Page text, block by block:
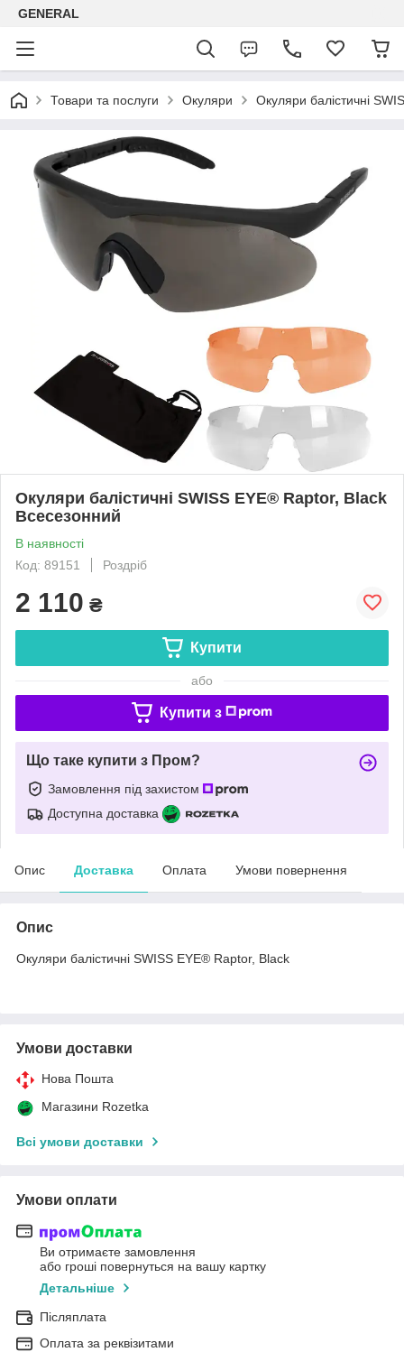
GENERAL
Товари та послуги Окуляри Окуляри балістичні
Окуляри балістичні SWISS EYE® Raptor, Black
Всесезонний
В наявності
Код: 89151
Роздріб
2 110 ₴
Купити
або
Купити з
Що таке купити з Пром?
Замовлення під захистом
Доступна доставка
Опис Доставка Оплата Умови повернення
Опис
Окуляри балістичні SWISS EYE® Raptor, Black
Умови доставки
Нова Пошта
Магазини Rozetka
Всі умови доставки
Умови оплати
Ви отримаєте замовлення
або гроші повернуться на вашу картку
Детальніше
Післяплата
Оплата за реквізитами